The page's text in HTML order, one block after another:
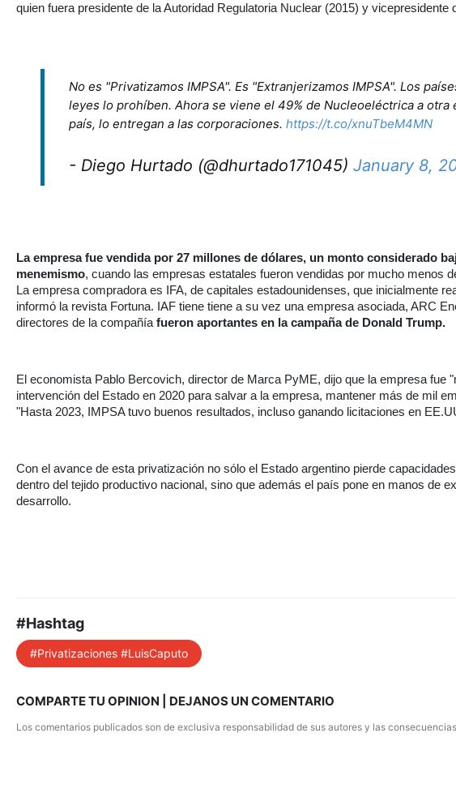
quien fuera presidente de la Autoridad Regulatoria Nuclear (2015) y vicepresidente
No es "Privatizamos IMPSA". Es "Extranjerizamos IMPSA". Los
leyes lo prohíben. Ahora se viene el 49% de Nucleoeléctrica a otra
país, lo entregan a las corporaciones. https://t.co/xnuTbeM4MN
- Diego Hurtado (@dhurtado171045) January 8,
La empresa fue vendida por 27 millones de dólares, un monto considerado
menemismo, cuando las empresas estatales fueron vendidas por mucho menos
La empresa compradora es IFA, de capitales estadounidenses, que inicialmente
informó la revista Fortuna. IAF tiene tiene a su vez una empresa asociada, ARC
directores de la compañía fueron aportantes en la campaña de Donald Trump.
El economista Pablo Bercovich, director de Marca PyME, dijo que la empresa fue
intervención del Estado en 2020 para salvar a la empresa, mantener más de mil
"Hasta 2023, IMPSA tuvo buenos resultados, incluso ganando licitaciones en
Con el avance de esta privatización no sólo el Estado argentino pierde
dentro del tejido productivo nacional, sino que además el país pone en manos de
desarrollo.
#Hashtag
#Privatizaciones #LuisCaputo
COMPARTE TU OPINION | DEJANOS UN COMENTARIO
Los comentarios publicados son de exclusiva responsabilidad de sus autores y las